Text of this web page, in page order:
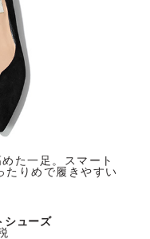
た一足。スマート
たりめで履きやすい
シューズ